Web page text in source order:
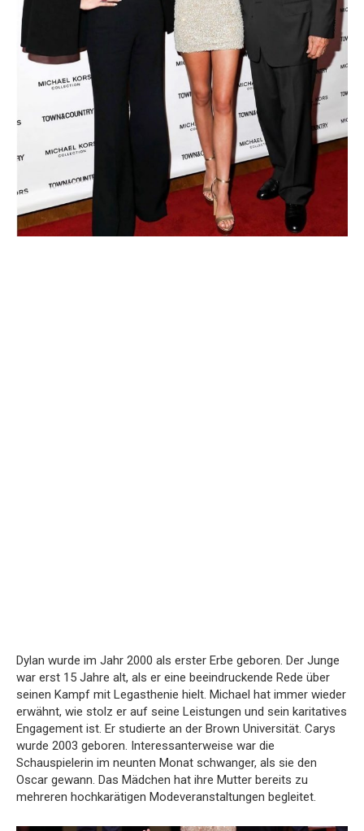
Dylan wurde im Jahr 2000 als erster Erbe geboren. Der Junge
war erst 15 Jahre alt, als er eine beeindruckende Rede über
seinen Kampf mit Legasthenie hielt. Michael hat immer wieder
erwähnt, wie stolz er auf seine Leistungen und sein karitatives
Engagement ist. Er studierte an der Brown Universität. Carys
wurde 2003 geboren. Interessanterweise war die
Schauspielerin im neunten Monat schwanger, als sie den
Oscar gewann. Das Mädchen hat ihre Mutter bereits zu
mehreren hochkarätigen Modeveranstaltungen begleitet.